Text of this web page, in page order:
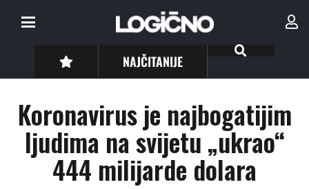
NAJČITANIJE
Koronavirus je najbogatijim
ljudima na svijetu „ukrao“
444 milijarde dolara